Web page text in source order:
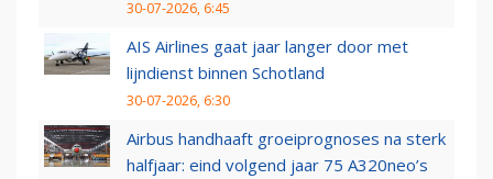
30-07-2026, 6:45
AIS Airlines gaat jaar langer door met
lijndienst binnen Schotland
30-07-2026, 6:30
Airbus handhaaft groeiprognoses na sterk
halfjaar: eind volgend jaar 75 A320neo’s